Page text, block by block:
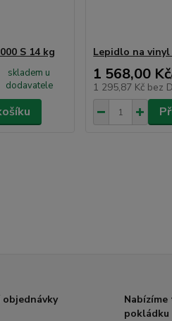
S 14 kg
skladem u
dodavatele
Lepidlo na vinyl
1 568,00 Kč
1 295,87 Kč bez
pokládku